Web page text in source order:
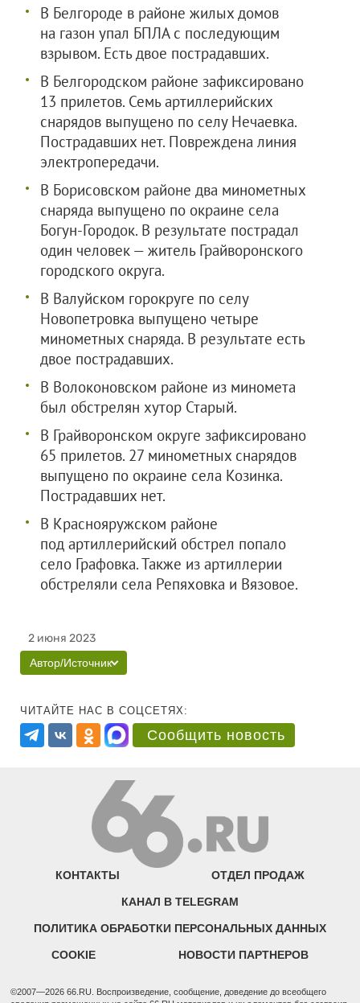
В Белгороде в районе жилых домов
на газон упал БПЛА с последующим
взрывом. Есть двое пострадавших.
В Белгородском районе зафиксировано
13 прилетов. Семь артиллерийских
снарядов выпущено по селу Нечаевка.
Пострадавших нет. Повреждена линия
электропередачи.
В Борисовском районе два минометных
снаряда выпущено по окраине села
Богун-Городок. В результате пострадал
один человек — житель Грайворонского
городского округа.
В Валуйском горокруге по селу
Новопетровка выпущено четыре
минометных снаряда. В результате есть
двое пострадавших.
В Волоконовском районе из миномета
был обстрелян хутор Старый.
В Грайворонском округе зафиксировано
65 прилетов. 27 минометных снарядов
выпущено по окраине села Козинка.
Пострадавших нет.
В Краснояружском районе
под артиллерийский обстрел попало
село Графовка. Также из артиллерии
обстреляли села Репяховка и Вязовое.
2 июня 2023
Автор/Источник
ЧИТАЙТЕ НАС В СОЦСЕТЯХ:
Сообщить новость
КОНТАКТЫ ОТДЕЛ ПРОДАЖ
КАНАЛ В TELEGRAM
ПОЛИТИКА ОБРАБОТКИ ПЕРСОНАЛЬНЫХ ДАННЫХ
COOKIE НОВОСТИ ПАРТНЕРОВ
©2007—2026 66.RU. Воспроизведение, сообщение, доведение до всеобщего